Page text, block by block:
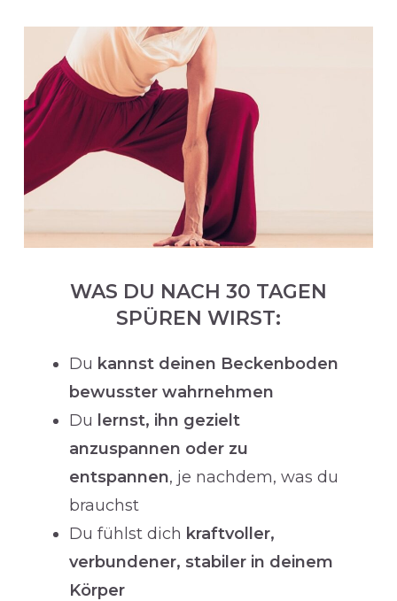
WAS DU NACH 30 TAGEN
SPÜREN WIRST:
Du kannst deinen Beckenboden
bewusster wahrnehmen
Du lernst, ihn gezielt
anzuspannen oder zu
entspannen, je nachdem, was du
brauchst
Du fühlst dich kraftvoller,
verbundener, stabiler in deinem
Körper